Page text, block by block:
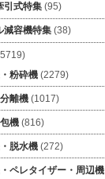
引式特集(95)
減容機特集(38)
粉砕機(2279)
離機(1017)
機(816)
脱水機(272)
ペレタイザー・周辺機